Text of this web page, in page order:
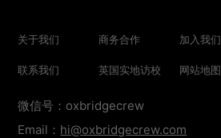
关于我们 商务合作 加入我们
联系我们 英国实地访校 网站地图
微信号：oxbridgecrew
Email： hi@oxbridgecrew.com